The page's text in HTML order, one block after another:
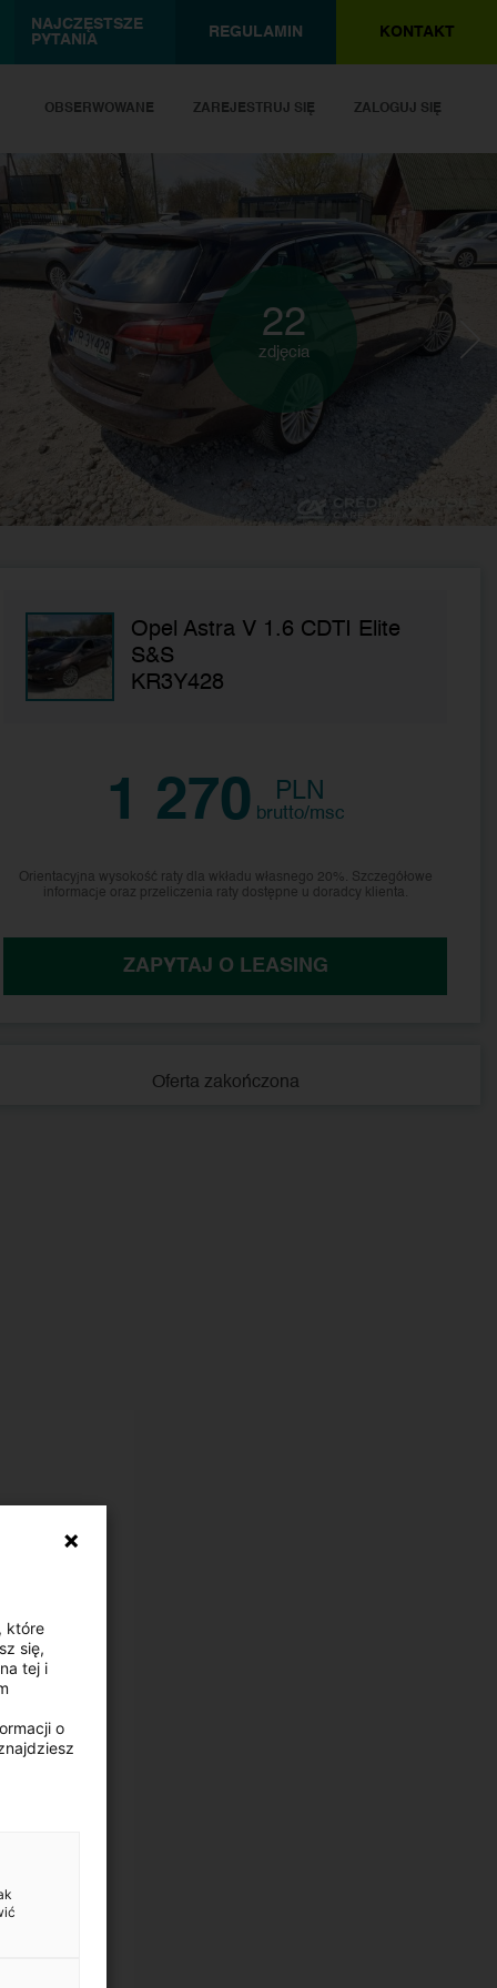
NAJCZĘSTSZE
PYTANIA
REGULAMIN KONTAKT
OBSERWOWANE ZAREJESTRUJ SIĘ ZALOGUJ SIĘ
22
zdjęcia
Opel Astra V 1.6 CDTI Elite
S&S
KR3Y428
1 270 PLN
brutto/msc
Orientacyjna wysokość raty dla wkładu własnego 20%. Szczegółowe
informacje oraz przeliczenia raty dostępne u doradcy klienta.
ZAPYTAJ O LEASING
Oferta zakończona
które
się,
tej i
o